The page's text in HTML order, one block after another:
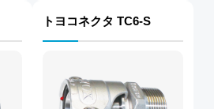
トヨコネクタ TC6-S